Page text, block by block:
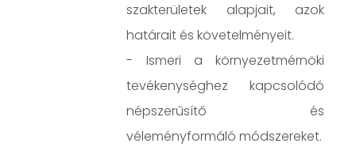
szakterületek alapjait, azok
határait és követelményeit.
- Ismeri a környezetmérnöki
tevékenységhez kapcsolódó
népszerűsítő és
véleményformáló módszereket.